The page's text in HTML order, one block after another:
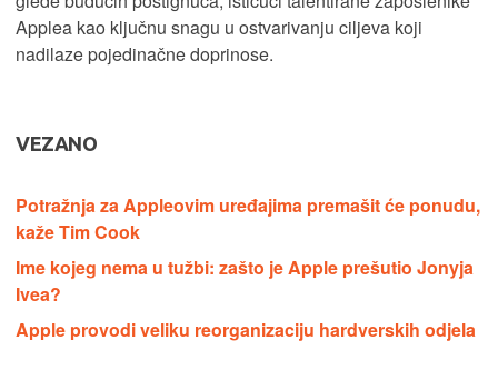
Applea kao ključnu snagu u ostvarivanju ciljeva koji
nadilaze pojedinačne doprinose.
VEZANO
Potražnja za Appleovim uređajima premašit će ponudu,
kaže Tim Cook
Ime kojeg nema u tužbi: zašto je Apple prešutio Jonyja
Ivea?
Apple provodi veliku reorganizaciju hardverskih odjela